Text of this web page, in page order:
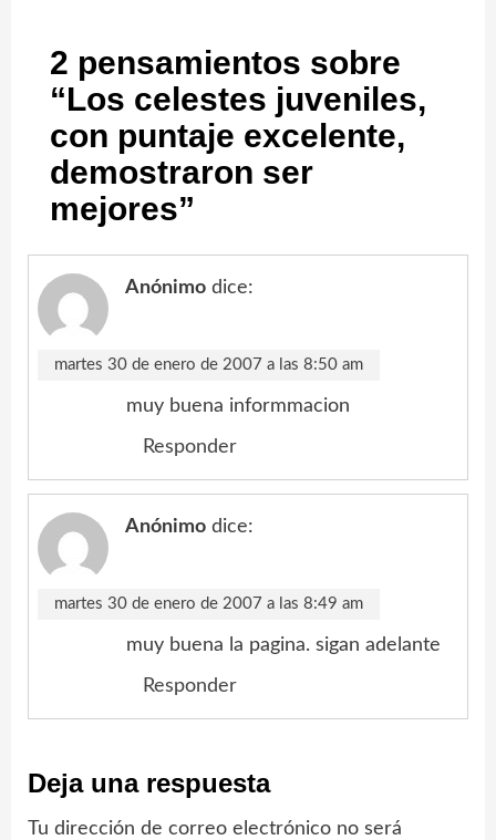
2 pensamientos sobre
“Los celestes juveniles,
con puntaje excelente,
demostraron ser
mejores”
Anónimo dice:
martes 30 de enero de 2007 a las 8:50 am
muy buena informmacion
Responder
Anónimo dice:
martes 30 de enero de 2007 a las 8:49 am
muy buena la pagina. sigan adelante
Responder
Deja una respuesta
Tu dirección de correo electrónico no será